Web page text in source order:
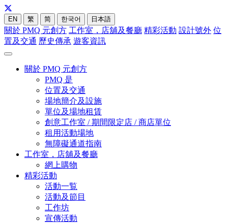
EN 繁 简 한국어 日本語
關於 PMQ 元創方 工作室，店舖及餐廳 精彩活動 設計號外 位
置及交通 歷史傳承 遊客資訊
關於 PMQ 元創方
PMQ 是
位置及交通
場地簡介及設施
單位及場地租賃
創意工作室 / 期間限定店 / 商店單位
租用活動場地
無障礙通道指南
工作室，店舖及餐廳
網上購物
精彩活動
活動一覧
活動及節目
工作坊
宣傳活動